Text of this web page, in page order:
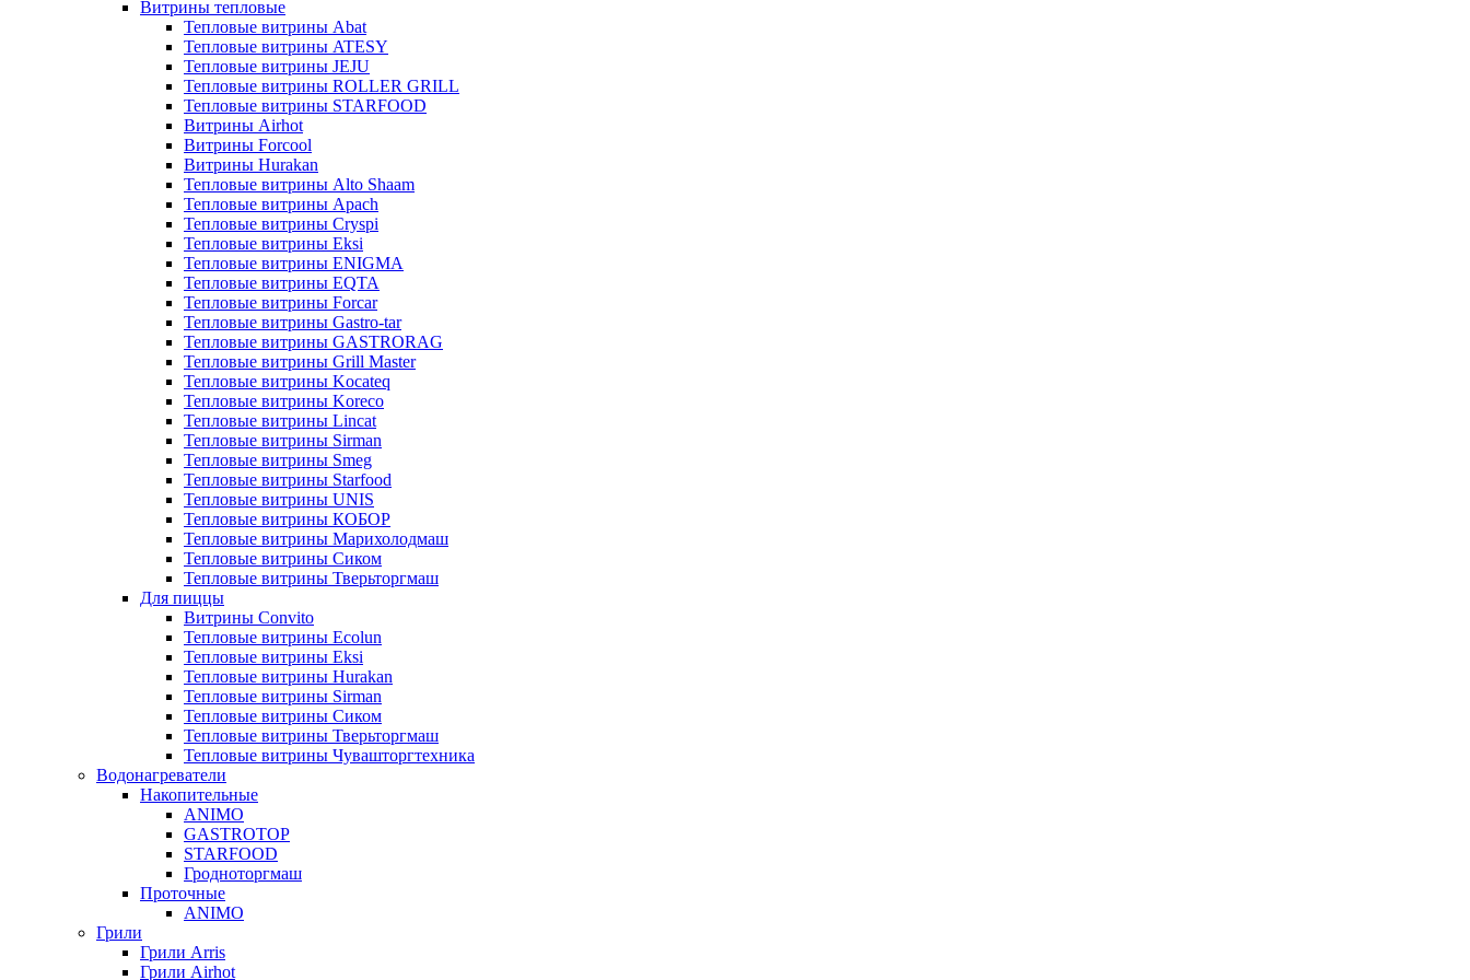
Витрины тепловые
Тепловые витрины Abat
Тепловые витрины ATESY
Тепловые витрины JEJU
Тепловые витрины ROLLER GRILL
Тепловые витрины STARFOOD
Витрины Airhot
Витрины Forcool
Витрины Hurakan
Тепловые витрины Alto Shaam
Тепловые витрины Apach
Тепловые витрины Cryspi
Тепловые витрины Eksi
Тепловые витрины ENIGMA
Тепловые витрины EQTA
Тепловые витрины Forcar
Тепловые витрины Gastro-tar
Тепловые витрины GASTRORAG
Тепловые витрины Grill Master
Тепловые витрины Kocateq
Тепловые витрины Koreco
Тепловые витрины Lincat
Тепловые витрины Sirman
Тепловые витрины Smeg
Тепловые витрины Starfood
Тепловые витрины UNIS
Тепловые витрины КОБОР
Тепловые витрины Марихолодмаш
Тепловые витрины Сиком
Тепловые витрины Тверьторгмаш
Для пиццы
Витрины Convito
Тепловые витрины Ecolun
Тепловые витрины Eksi
Тепловые витрины Hurakan
Тепловые витрины Sirman
Тепловые витрины Сиком
Тепловые витрины Тверьторгмаш
Тепловые витрины Чувашторгтехника
Водонагреватели
Накопительные
ANIMO
GASTROTOP
STARFOOD
Гродноторгмаш
Проточные
ANIMO
Грили
Грили Arris
Грили Airhot